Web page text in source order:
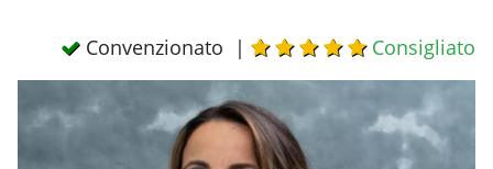
Convenzionato | Consigliato